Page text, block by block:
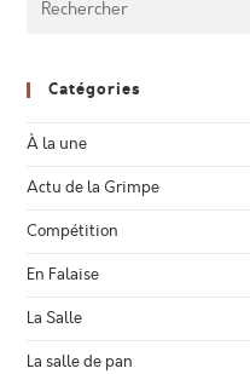
Catégories
À la une
Actu de la Grimpe
Compétition
En Falaise
La Salle
La salle de pan